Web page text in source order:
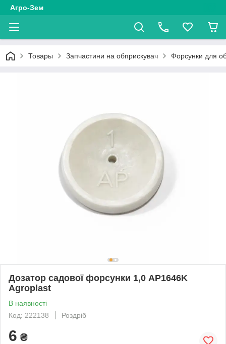
Агро-Зем
Товары Запчастини на обприскувач Форсунки для
Дозатор садової форсунки 1,0 AP1646K
Agroplast
В наявності
Код: 222138
Роздріб
6 ₴